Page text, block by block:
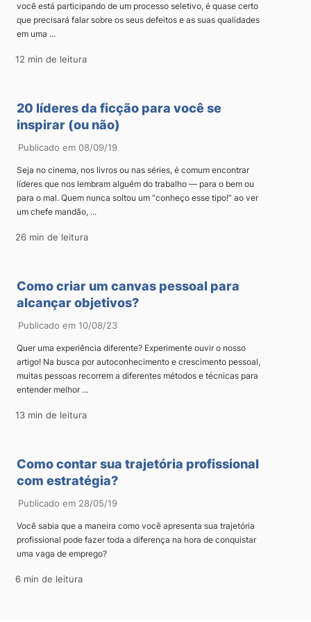
você está participando de um processo seletivo, é quase certo
que precisará falar sobre os seus defeitos e as suas qualidades
em uma ...
12 min de leitura
20 líderes da ficção para você se
inspirar (ou não)
Publicado em 08/09/19
Seja no cinema, nos livros ou nas séries, é comum encontrar
líderes que nos lembram alguém do trabalho — para o bem ou
para o mal. Quem nunca soltou um “conheço esse tipo!” ao ver
um chefe mandão, ...
26 min de leitura
Como criar um canvas pessoal para
alcançar objetivos?
Publicado em 10/08/23
Quer uma experiência diferente? Experimente ouvir o nosso
artigo! Na busca por autoconhecimento e crescimento pessoal,
muitas pessoas recorrem a diferentes métodos e técnicas para
entender melhor ...
13 min de leitura
Como contar sua trajetória profissional
com estratégia?
Publicado em 28/05/19
Você sabia que a maneira como você apresenta sua trajetória
profissional pode fazer toda a diferença na hora de conquistar
uma vaga de emprego?
6 min de leitura